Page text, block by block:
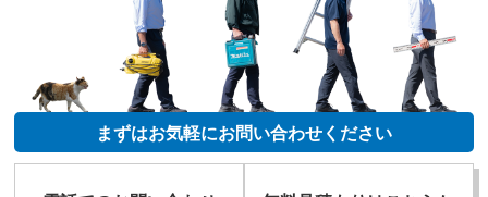
まずはお気軽にお問い合わせください